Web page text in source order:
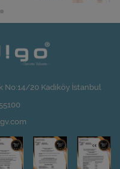
20 Kadıköy İstanbul